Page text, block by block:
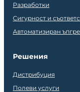
Разработки
Сигурност и
Автоматизиран
Решения
Дистрибуция
Полеви услуги